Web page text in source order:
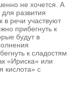
не хочется. А
развития
речи участвуют
прибегнуть к
будут в
к сладостям
«Ириска» или
кислота» с